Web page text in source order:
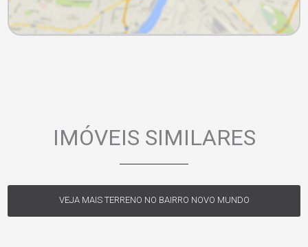
IMÓVEIS SIMILARES
VEJA MAIS TERRENO NO BAIRRO NOVO MUNDO